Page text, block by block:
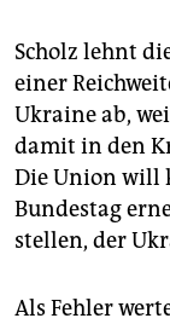
Scholz lehnt
einer
Ukraine ab,
damit in den
Die Union will
Bundestag
stellen, der
Als Fehler